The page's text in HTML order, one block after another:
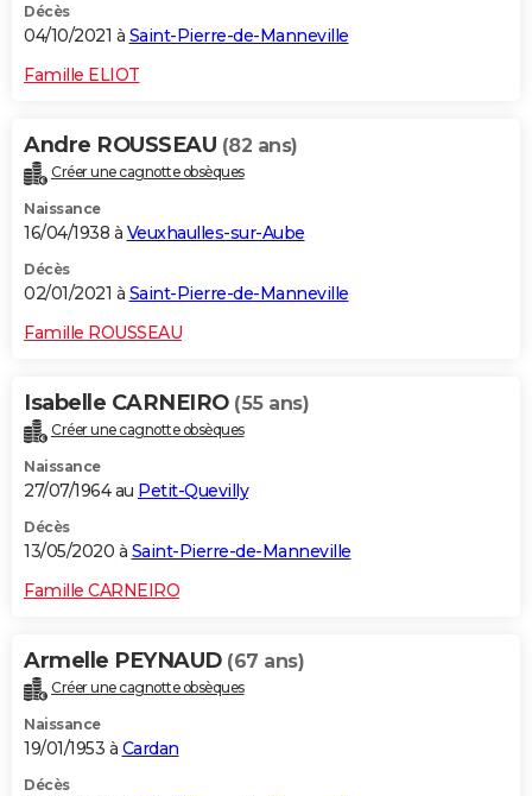
Décès
04/10/2021 à Saint-Pierre-de-Manneville
Famille ELIOT
Andre ROUSSEAU (82 ans)
Créer une cagnotte obsèques
Naissance
16/04/1938 à Veuxhaulles-sur-Aube
Décès
02/01/2021 à Saint-Pierre-de-Manneville
Famille ROUSSEAU
Isabelle CARNEIRO (55 ans)
Créer une cagnotte obsèques
Naissance
27/07/1964 au Petit-Quevilly
Décès
13/05/2020 à Saint-Pierre-de-Manneville
Famille CARNEIRO
Armelle PEYNAUD (67 ans)
Créer une cagnotte obsèques
Naissance
19/01/1953 à Cardan
Décès